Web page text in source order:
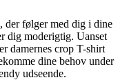
der følger med dig i dine
dig moderigtig. Uanset
damernes crop T-shirt
dine behov under
udseende.